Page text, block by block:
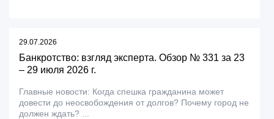
29.07.2026
Банкротство: взгляд эксперта. Обзор № 331 за 23
– 29 июля 2026 г.
Главные новости: Когда спешка гражданина может
довести до неосвобождения от долгов? Почему город не
должен ждать? ...